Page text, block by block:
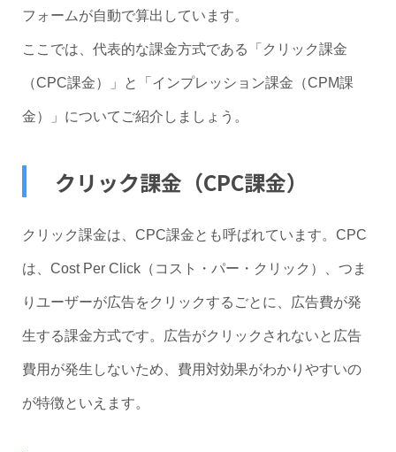
フォームが自動で算出しています。
ここでは、代表的な課金方式である「クリック課金
（CPC課金）」と「インプレッション課金（CPM課
金）」についてご紹介しましょう。
クリック課金（CPC課金）
クリック課金は、CPC課金とも呼ばれています。CPC
は、Cost Per Click（コスト・パー・クリック）、つま
りユーザーが広告をクリックするごとに、広告費が発
生する課金方式です。広告がクリックされないと広告
費用が発生しないため、費用対効果がわかりやすいの
が特徴といえます。